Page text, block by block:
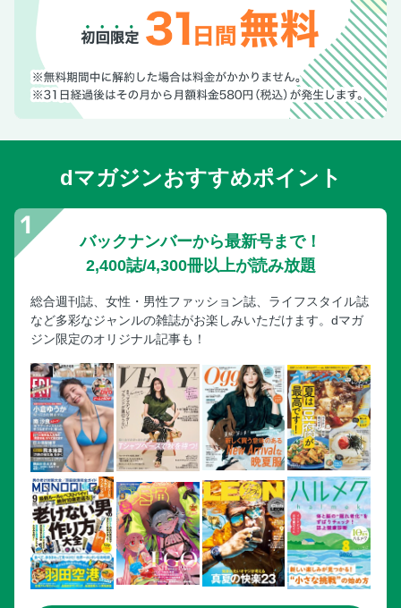
dマガジンおすすめポイント
バックナンバーから最新号まで！
2,400誌/4,300冊以上が読み放題
総合週刊誌、女性・男性ファッション誌、ライフスタイル誌
など多彩なジャンルの雑誌がお楽しみいただけます。dマガ
ジン限定のオリジナル記事も！